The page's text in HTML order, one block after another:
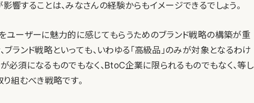
響することは、みなさんの経験からもイメージできるでしょう。
ユーザーに魅力的に感じてもらうためのブランド戦略の構築が重
ブランド戦略といっても、いわゆる「高級品」のみが対象となるわけ
必須になるものでもなく、BtoC企業に限られるものでもなく、等し
り組むべき戦略です。